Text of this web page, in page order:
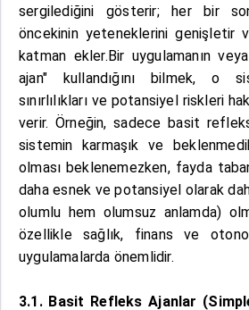
sergilediğini gösterir; her bir
öncekinin yeteneklerini genişletir
katman ekler.Bir uygulamanın
ajan" kullandığını bilmek, o
sınırlılıkları ve potansiyel riskleri
verir. Örneğin, sadece basit
sistemin karmaşık ve
olması beklenemezken, fayda
daha esnek ve potansiyel olarak
olumlu hem olumsuz anlamda)
özellikle sağlık, finans ve
uygulamalarda önemlidir.
3.1. Basit Refleks Ajanlar